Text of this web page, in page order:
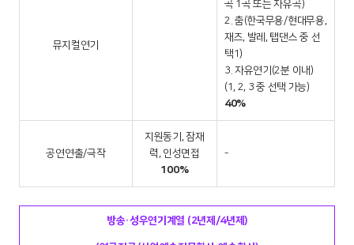
뮤지컬연기
곡 1곡 또는 자유곡)
2. 춤(한국무용/현대무용,
재즈, 발레, 탭댄스 중 선
택1)
3. 자유연기(2분 이내)
(1, 2, 3 중 선택 가능)
40%
공연연출/극작
지원동기, 잠재
력, 인성면접
100%
-
방송·성우연기계열 (2년제/4년제)